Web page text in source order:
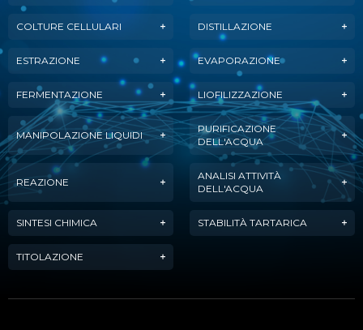
COLTURE CELLULARI DISTILLAZIONE
ESTRAZIONE EVAPORAZIONE
FERMENTAZIONE LIOFILIZZAZIONE
MANIPOLAZIONE LIQUIDI
PURIFICAZIONE
DELL'ACQUA
REAZIONE
ANALISI ATTIVITÀ
DELL'ACQUA
SINTESI CHIMICA STABILITÀ TARTARICA
TITOLAZIONE